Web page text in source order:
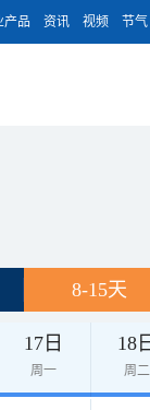
产品 资讯 视频 节气
8-15天
17日
周一
18
周二